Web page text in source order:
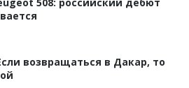
возвращаться в Дакар, то